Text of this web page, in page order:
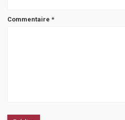
Commentaire *